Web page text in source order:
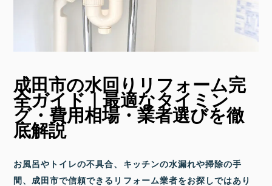
成田市の水回りリフォーム完
全ガイド｜最適なタイミン
グ・費用相場・業者選びを徹
底解説
お風呂やトイレの不具合、キッチンの水漏れや掃除の手
間、成田市で信頼できるリフォーム業者をお探しではあり